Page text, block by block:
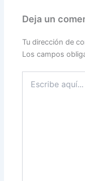
Deja un
Tu dirección de
Los campos
aquí...